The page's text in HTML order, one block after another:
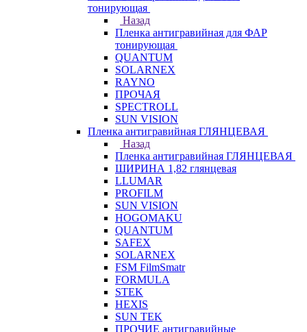
тонирующая
Назад
Пленка антигравийная для ФАР
тонирующая
QUANTUM
SOLARNEX
RAYNO
ПРОЧАЯ
SPECTROLL
SUN VISION
Пленка антигравийная ГЛЯНЦЕВАЯ
Назад
Пленка антигравийная ГЛЯНЦЕВАЯ
ШИРИНА 1,82 глянцевая
LLUMAR
PROFILM
SUN VISION
HOGOMAKU
QUANTUM
SAFEX
SOLARNEX
FSM FilmSmatr
FORMULA
STEK
HEXIS
SUN TEK
ПРОЧИЕ антигравийные